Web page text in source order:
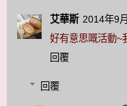
艾華斯 2014年9
好有意思嘅活動~
回覆
回覆